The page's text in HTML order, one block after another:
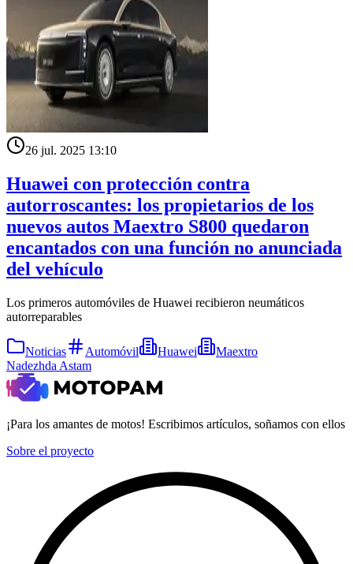
26 jul. 2025 13:10
Huawei con protección contra
autorroscantes: los propietarios de los
nuevos autos Maextro S800 quedaron
encantados con una función no anunciada
del vehículo
Los primeros automóviles de Huawei recibieron neumáticos
autorreparables
Noticias Automóvil Huawei
Maextro
Nadezhda Astam
¡Para los amantes de motos! Escribimos artículos, soñamos con ellos
Sobre el proyecto